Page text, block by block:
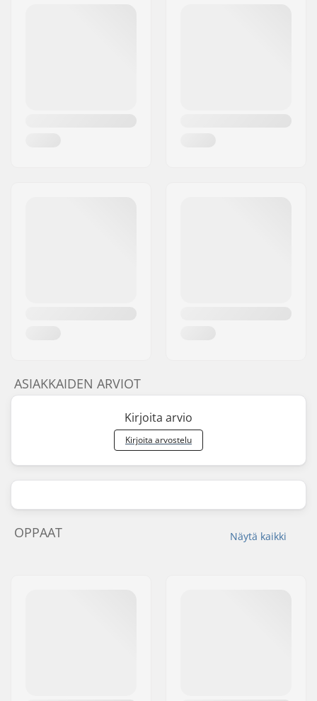
ASIAKKAIDEN ARVIOT
Kirjoita arvio
Kirjoita arvostelu
Näytä kaikki
OPPAAT